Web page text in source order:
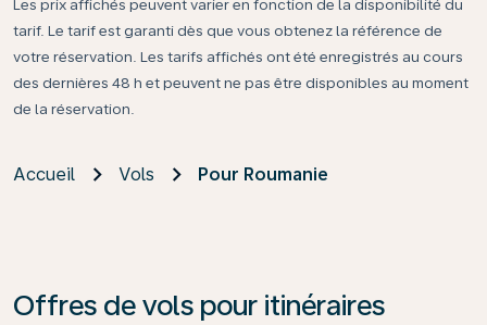
Les prix affichés peuvent varier en fonction de la disponibilité du
tarif. Le tarif est garanti dès que vous obtenez la référence de
votre réservation. Les tarifs affichés ont été enregistrés au cours
des dernières 48 h et peuvent ne pas être disponibles au moment
de la réservation.
Accueil Vols Pour Roumanie
Offres de vols pour itinéraires